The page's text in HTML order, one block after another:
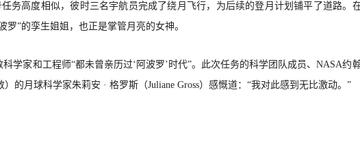
任务高度相似，彼时三名宇航员完成了绕月飞行，为后续的登月计划铺平了道路。
罗”的孪生姐姐，也正是掌管月亮的女神。
学家和工程师“都未曾亲历过‘阿波罗’时代”。此次任务的科学团队成员、NASA约
的月球科学家朱莉安 · 格罗斯（Juliane Gross）感慨道：“我对此感到无比激动。”